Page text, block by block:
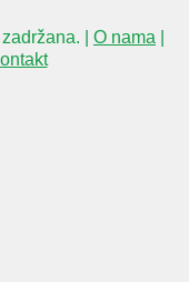
| O nama